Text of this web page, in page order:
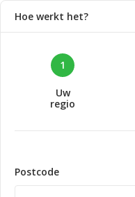
Hoe werkt het?
1
Uw
regio
Postcode